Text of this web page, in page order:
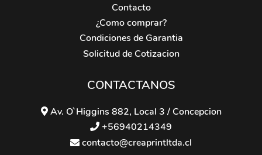
Contacto
¿Como comprar?
Condiciones de Garantia
Solicitud de Cotizacion
CONTACTANOS
Av. O`Higgins 882, Local 3 / Concepcion
+56940214349
contacto@creaprintltda.cl